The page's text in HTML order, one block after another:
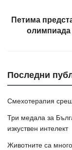
Петима
олимпиада
Последни
Смехотерапия
Три медала за
изкуствен интелект
Животните са